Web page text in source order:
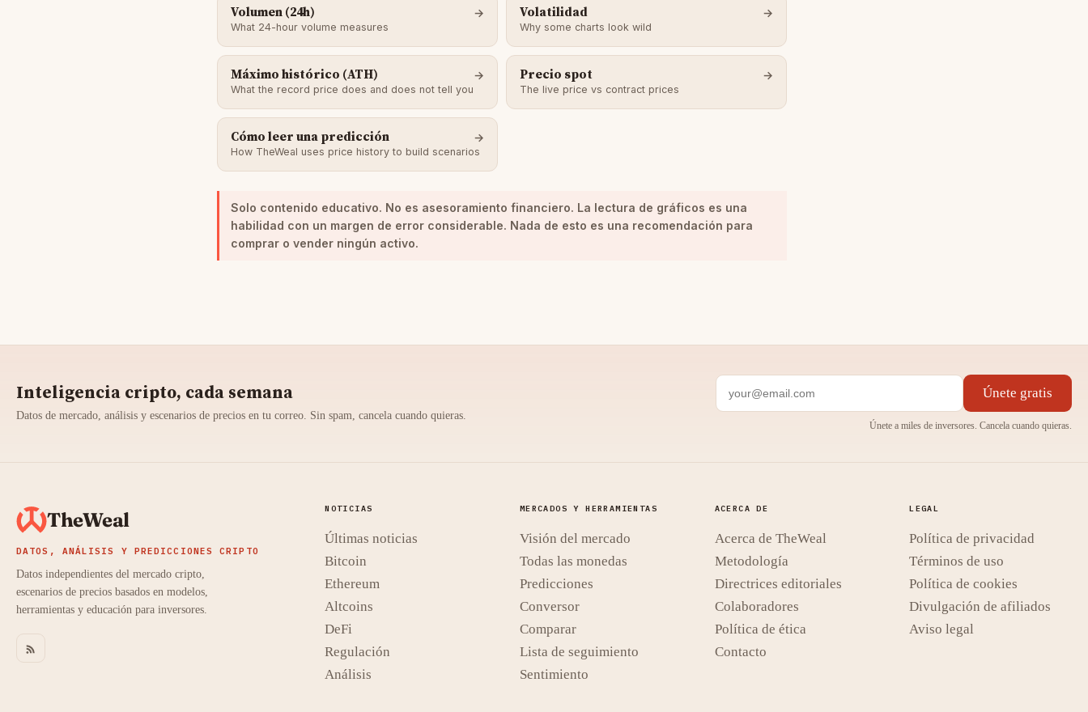
Volumen (24h)
What 24-hour volume measures
Volatilidad
Why some charts look wild
Máximo histórico (ATH)
What the record price does and does not tell you
Precio spot
The live price vs contract prices
Cómo leer una predicción
How TheWeal uses price history to build scenarios
Solo contenido educativo. No es asesoramiento financiero. La lectura de gráficos es una
habilidad con un margen de error considerable. Nada de esto es una recomendación para
comprar o vender ningún activo.
Inteligencia cripto, cada semana
Datos de mercado, análisis y escenarios de precios en tu correo. Sin spam, cancela cuando quieras.
Únete gratis
Únete a miles de inversores. Cancela cuando quieras.
TheWeal
DATOS, ANÁLISIS Y PREDICCIONES CRIPTO
Datos independientes del mercado cripto,
escenarios de precios basados en modelos,
herramientas y educación para inversores.
NOTICIAS
Últimas noticias
Bitcoin
Ethereum
Altcoins
DeFi
Regulación
Análisis
MERCADOS Y HERRAMIENTAS
Visión del mercado
Todas las monedas
Predicciones
Conversor
Comparar
Lista de seguimiento
Sentimiento
ACERCA DE
Acerca de TheWeal
Metodología
Directrices editoriales
Colaboradores
Política de ética
Contacto
LEGAL
Política de privacidad
Términos de uso
Política de cookies
Divulgación de afiliados
Aviso legal